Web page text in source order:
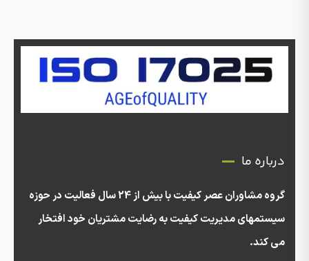
درباره ما
گروه مشاوران عصر کیفیت با بیش از 24 سال فعالیت در حوزه
سیستمهای مدیریت کیفیت به رضایت مشتریان خود افتخار
می کند.